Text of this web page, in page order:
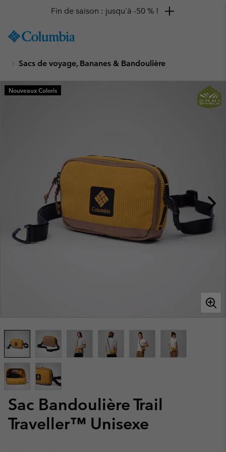
TO
SKIP
MAIN
NAV
Fin de saison : jusqu'à -50 % !
Sacs de voyage, Bananes & Bandoulière
Sac Bandoulière Trail
Traveller™ Unisexe
Nouveaux Coloris